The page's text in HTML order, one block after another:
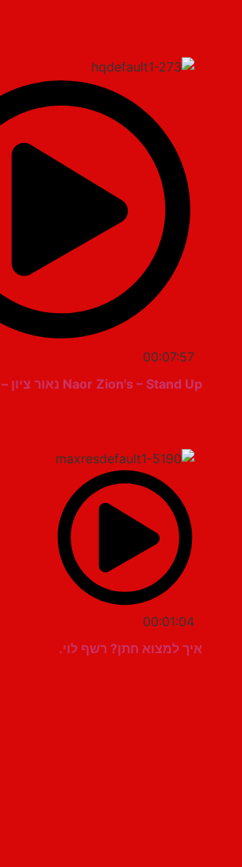
00:07:57
Naor Zion's – Stand Up נאור ציון – קטע סטנד אפ
00:01:04
איך למצוא חתן? רשף לוי.